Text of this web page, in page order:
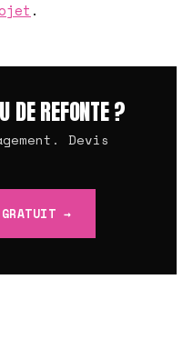
.
DE REFONTE ?
Devis
GRATUIT →